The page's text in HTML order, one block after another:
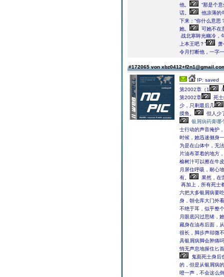
他。
“那是个
话。
他凉薄的
下来：“你什么意思
她。
可她不在
战北寒眸光幽冷，
上本王吧？”
萧
令月打断他，一字
#172065 von
IP: saved
第2002章（1
/
第2002章
死
少，只剩最后几
摸鱼。
但人少
银屑病药膏哪
士行动的声音掩护
时候，她迅速侧身
为是在山体中，无
片油布罩着的地方
榆树汁可以擦在牛
月屏住呼吸，耐心
有。
果然，在
再加上，所有死士
六把大多银屑病要
身，朝仓库大门外
不绝于耳，似乎整
月眼底闪过思绪，
藏身在油布后面，
很长，脚步声却微
具银屑病脚会肿痛
悄无声息地握住匕
鬼面死士身后
的，但是从银屑病
噔一声，不会这么